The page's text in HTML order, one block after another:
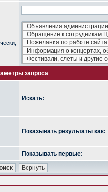
запроса
Искать:
Показывать результаты как:
Показывать первые: